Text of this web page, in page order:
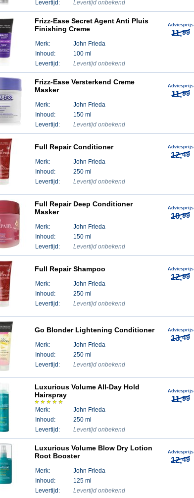
Levertijd:
Levertijd onbekend
Frizz-Ease Secret Agent Anti Pluis
Finishing Creme
Merk:
John Frieda
Inhoud:
100 ml
Levertijd:
Levertijd onbekend
Adviesprijs
11,99
Frizz-Ease Versterkend Creme
Masker
Merk:
John Frieda
Inhoud:
150 ml
Levertijd:
Levertijd onbekend
Adviesprijs
11,99
Full Repair Conditioner
Merk:
John Frieda
Inhoud:
250 ml
Levertijd:
Levertijd onbekend
Adviesprijs
12,49
Full Repair Deep Conditioner
Masker
Merk:
John Frieda
Inhoud:
150 ml
Levertijd:
Levertijd onbekend
Adviesprijs
10,99
Full Repair Shampoo
Merk:
John Frieda
Inhoud:
250 ml
Levertijd:
Levertijd onbekend
Adviesprijs
12,99
Go Blonder Lightening Conditioner
Merk:
John Frieda
Inhoud:
250 ml
Levertijd:
Levertijd onbekend
Adviesprijs
13,49
Luxurious Volume All-Day Hold
Hairspray
Merk:
John Frieda
Inhoud:
250 ml
Levertijd:
Levertijd onbekend
Adviesprijs
11,99
Luxurious Volume Blow Dry Lotion
Root Booster
Merk:
John Frieda
Inhoud:
125 ml
Levertijd:
Levertijd onbekend
Adviesprijs
12,49